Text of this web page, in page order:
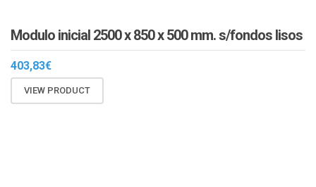
Modulo inicial 2500 x 850 x 500 mm. s/fondos lisos
403,83€
VIEW PRODUCT